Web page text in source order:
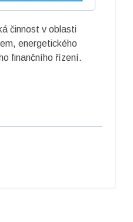
činnost v oblasti
energetického
finančního řízení.